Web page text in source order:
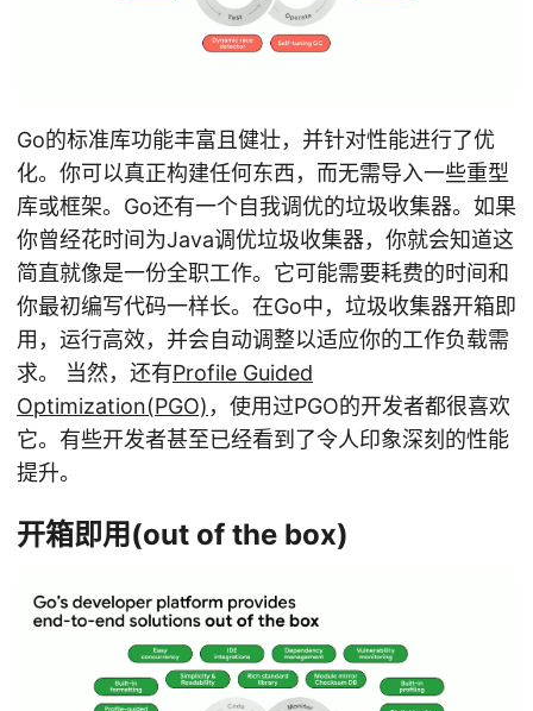
Go的标准库功能丰富且健壮，并针对性能进行了优
化。你可以真正构建任何东西，而无需导入一些重型
库或框架。Go还有一个自我调优的垃圾收集器。如果
你曾经花时间为Java调优垃圾收集器，你就会知道这
简直就像是一份全职工作。它可能需要耗费的时间和
你最初编写代码一样长。在Go中，垃圾收集器开箱即
用，运行高效，并会自动调整以适应你的工作负载需
求。 当然，还有Profile Guided
Optimization(PGO) ，使用过PGO的开发者都很喜欢
它。有些开发者甚至已经看到了令人印象深刻的性能
提升。
开箱即用(out of the box)